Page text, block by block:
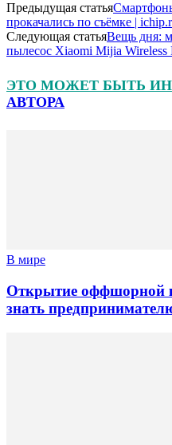
Предыдущая статья
прокачались по съёмке |
Следующая статьяВещь дня:
пылесос Xiaomi Mijia Wireless
ЭТО МОЖЕТ БЫТЬ
АВТОРА
В мире
Открытие оффшорной
знать